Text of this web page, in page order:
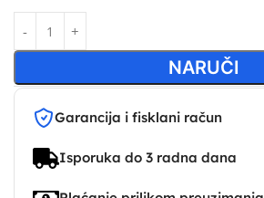
NARUČI
Garancija i fisklani račun
Isporuka do 3 radna dana